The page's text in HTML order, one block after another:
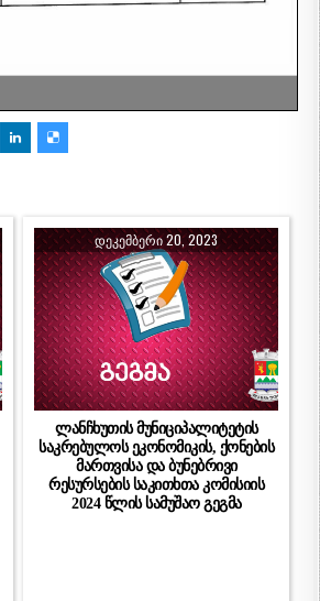
ᲓᲔᲙᲔᲛᲑᲔᲠᲘ 20, 2023
ლანჩხუთის მუნიციპალიტეტის
საკრებულოს ეკონომიკის, ქონების
მართვისა და ბუნებრივი
რესურსების საკითხთა კომისიის
2024 წლის სამუშაო გეგმა